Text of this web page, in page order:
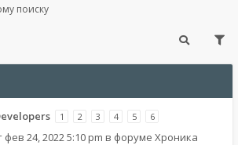
поиску
1 2 3 4 5 6
фев 24, 2022 5:10 pm в форуме Хроника